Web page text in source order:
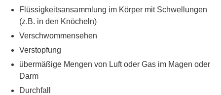
Flüssigkeitsansammlung im Körper mit Schwellungen
(z.B. in den Knöcheln)
Verschwommensehen
Verstopfung
übermäßige Mengen von Luft oder Gas im Magen oder
Darm
Durchfall